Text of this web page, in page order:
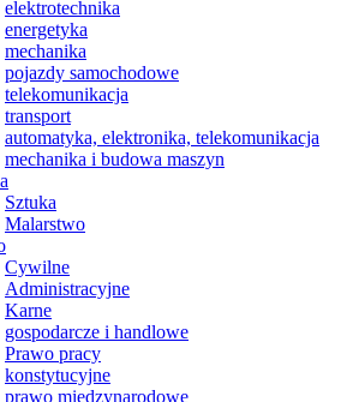
elektrotechnika
energetyka
mechanika
pojazdy samochodowe
telekomunikacja
transport
automatyka, elektronika, telekomunikacja
mechanika i budowa maszyn
Sztuka
Malarstwo
Cywilne
Administracyjne
Karne
gospodarcze i handlowe
Prawo pracy
konstytucyjne
prawo międzynarodowe